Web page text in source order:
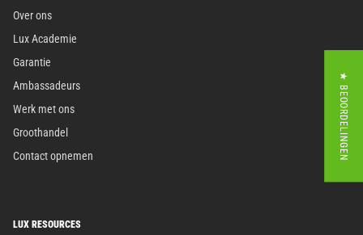
Over ons
Lux Academie
Garantie
Ambassadeurs
Werk met ons
Groothandel
Contact opnemen
LUX RESOURCES
★ BEOORDELINGEN